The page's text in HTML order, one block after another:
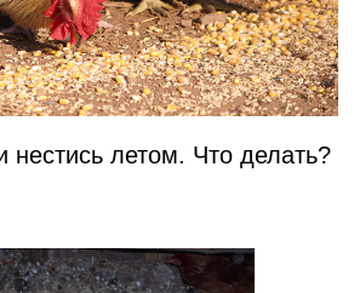
нестись летом. Что делать?